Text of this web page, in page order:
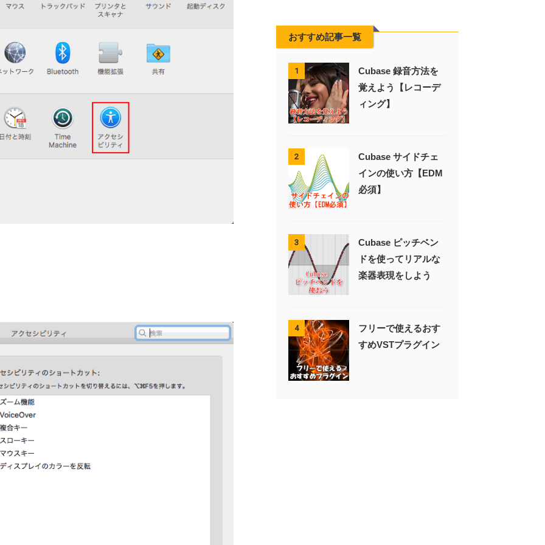
おすすめ記事一覧
1
Cubase 録音方法を
覚えよう【レコーデ
ィング】
2
Cubase サイドチェ
インの使い方【EDM
必須】
3
Cubase ピッチベン
ドを使ってリアルな
楽器表現をしよう
4
フリーで使えるおす
すめVSTプラグイン